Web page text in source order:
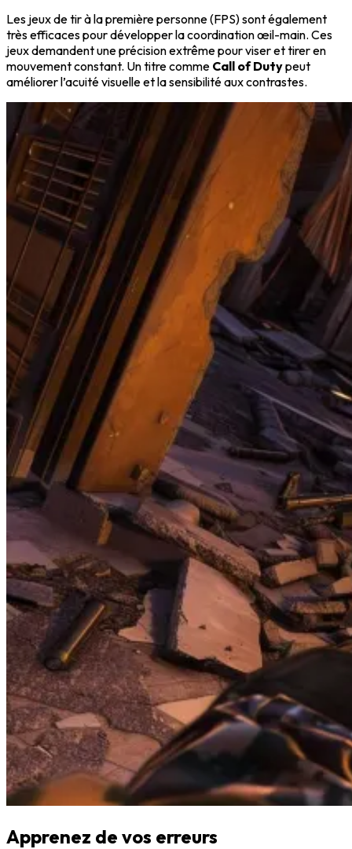
Les jeux de tir à la première personne (FPS) sont également
très efficaces pour développer la coordination œil-main. Ces
jeux demandent uneprécision extrêmepour viser et tirer en
mouvement constant. Un titre comme Call of Dutypeut
améliorer l’acuité visuelle et lasensibilité aux contrastes.
Apprenez de vos erreurs